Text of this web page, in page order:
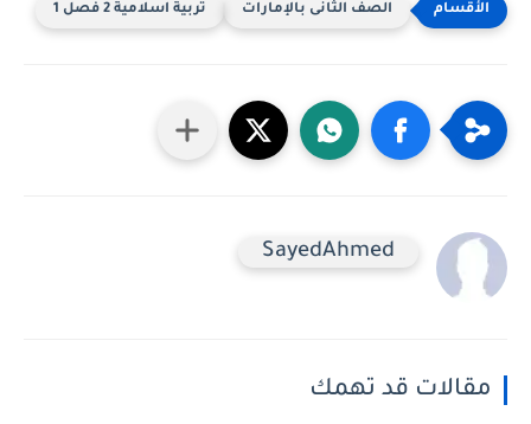
الصف الثانى بالإمارات تربية اسلامية 2 فصل 1
SayedAhmed
قد تهمك